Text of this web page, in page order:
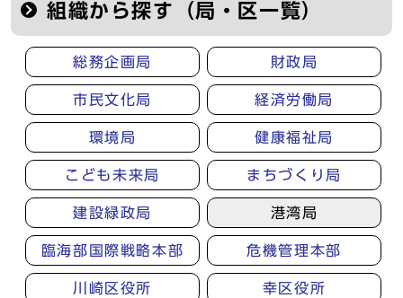
組織から探す（局・区一覧）
総務企画局 財政局
市民文化局 経済労働局
環境局 健康福祉局
こども未来局 まちづくり局
建設緑政局 港湾局
臨海部国際戦略本部 危機管理本部
川崎区役所 幸区役所